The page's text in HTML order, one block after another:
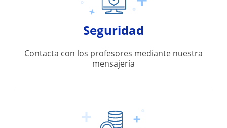
Seguridad
Contacta con los profesores mediante nuestra
mensajería